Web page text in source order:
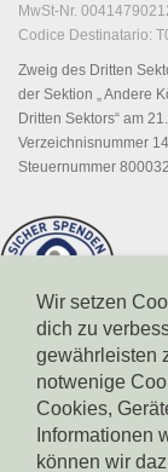
MwSt-Nr.
Codice Destinatario:
Zweig des Dritten
der Sektion „ Andere
Dritten Sektors“ am
Verzeichnisnummer
Steuernummer
Spendenkonto
Wir setzen
dich zu
gewährleisten
notwenige
Cookies,
Informationen
können wir